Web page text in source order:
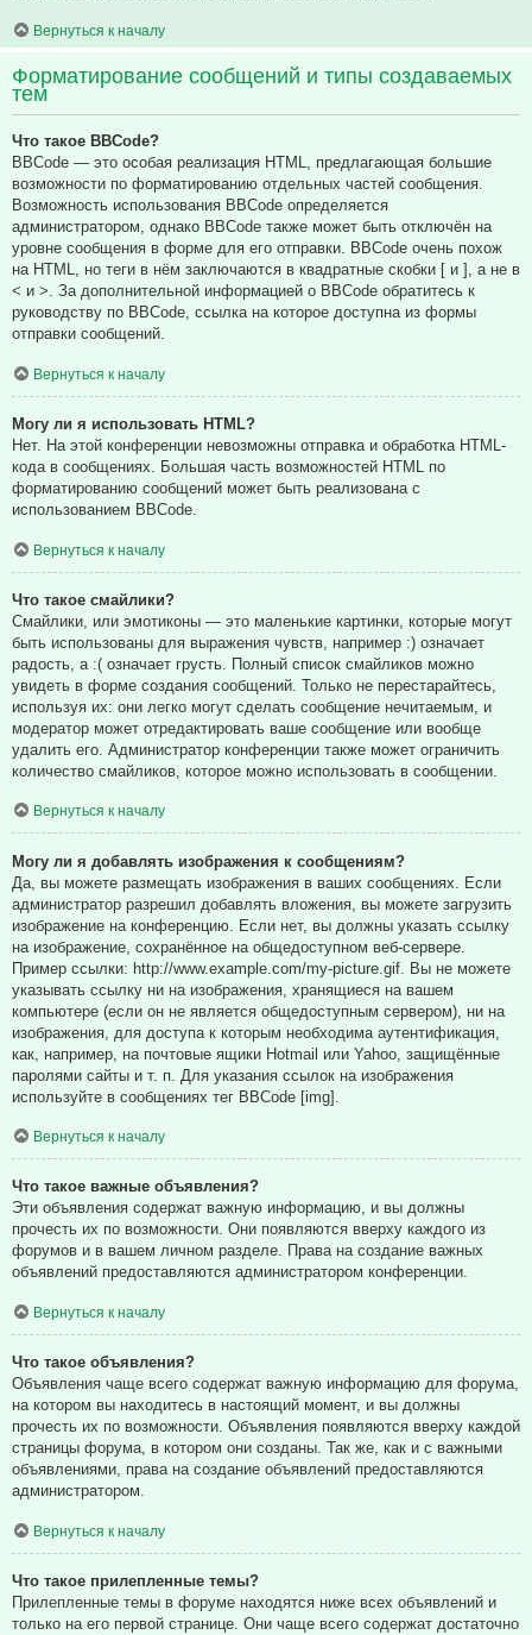
Вернуться к началу
Форматирование сообщений и типы создаваемых
тем
Что такое BBCode?
BBCode — это особая реализация HTML, предлагающая большие
возможности по форматированию отдельных частей сообщения.
Возможность использования BBCode определяется
администратором, однако BBCode также может быть отключён на
уровне сообщения в форме для его отправки. BBCode очень похож
на HTML, но теги в нём заключаются в квадратные скобки [ и ], а не в
< и >. За дополнительной информацией о BBCode обратитесь к
руководству по BBCode, ссылка на которое доступна из формы
отправки сообщений.
Вернуться к началу
Могу ли я использовать HTML?
Нет. На этой конференции невозможны отправка и обработка HTML-
кода в сообщениях. Большая часть возможностей HTML по
форматированию сообщений может быть реализована с
использованием BBCode.
Вернуться к началу
Что такое смайлики?
Смайлики, или эмотиконы — это маленькие картинки, которые могут
быть использованы для выражения чувств, например :) означает
радость, а :( означает грусть. Полный список смайликов можно
увидеть в форме создания сообщений. Только не перестарайтесь,
используя их: они легко могут сделать сообщение нечитаемым, и
модератор может отредактировать ваше сообщение или вообще
удалить его. Администратор конференции также может ограничить
количество смайликов, которое можно использовать в сообщении.
Вернуться к началу
Могу ли я добавлять изображения к сообщениям?
Да, вы можете размещать изображения в ваших сообщениях. Если
администратор разрешил добавлять вложения, вы можете загрузить
изображение на конференцию. Если нет, вы должны указать ссылку
на изображение, сохранённое на общедоступном веб-сервере.
Пример ссылки: http://www.example.com/my-picture.gif. Вы не можете
указывать ссылку ни на изображения, хранящиеся на вашем
компьютере (если он не является общедоступным сервером), ни на
изображения, для доступа к которым необходима аутентификация,
как, например, на почтовые ящики Hotmail или Yahoo, защищённые
паролями сайты и т. п. Для указания ссылок на изображения
используйте в сообщениях тег BBCode [img].
Вернуться к началу
Что такое важные объявления?
Эти объявления содержат важную информацию, и вы должны
прочесть их по возможности. Они появляются вверху каждого из
форумов и в вашем личном разделе. Права на создание важных
объявлений предоставляются администратором конференции.
Вернуться к началу
Что такое объявления?
Объявления чаще всего содержат важную информацию для форума,
на котором вы находитесь в настоящий момент, и вы должны
прочесть их по возможности. Объявления появляются вверху каждой
страницы форума, в котором они созданы. Так же, как и с важными
объявлениями, права на создание объявлений предоставляются
администратором.
Вернуться к началу
Что такое прилепленные темы?
Прилепленные темы в форуме находятся ниже всех объявлений и
только на его первой странице. Они чаще всего содержат достаточно